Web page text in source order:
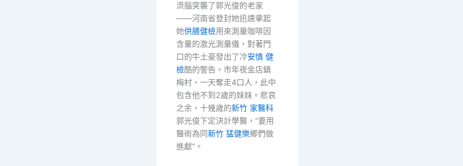
流腦突襲了郭光俊的老家
——河南省登封她迅速拿起
她供膳健檢用來測量咖啡因
含量的激光測量儀，對著門
口的牛土豪發出了冷安慎 健
檢酷的警告。市年夜金店鎮
梅村，一天奪走4口人，此中
包含他不到2歲的妹妹。悲哀
之余，十幾歲的新竹 家醫科
郭光俊下定決計學醫，“要用
醫術為同新竹 猛健樂鄉們做
進獻”。